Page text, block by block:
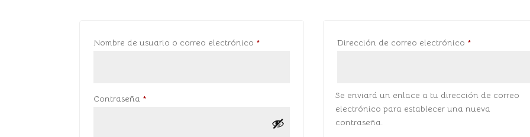
Nombre de usuario o correo electrónico *Obligatorio
Contraseña *Obligatorio
Dirección de correo electrónico *Obligatorio
Se enviará un enlace a tu dirección de correo
electrónico para establecer una nueva
contraseña.